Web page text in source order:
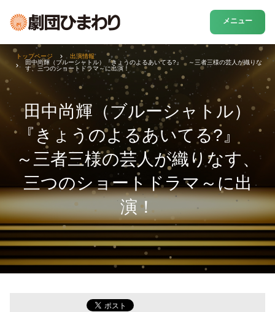
メニュー
田中尚輝（ブルーシャトル）
『きょうのよるあいてる?』
～三者三様の芸人が織りなす、
三つのショートドラマ～に出
演！
トップページ
出演情報
田中尚輝（ブルーシャトル）『きょうのよるあいてる?』 ～三者三様の芸人が織りな
す、三つのショートドラマ～に出演！